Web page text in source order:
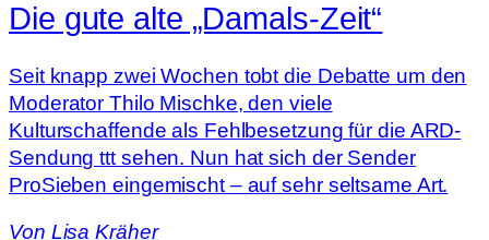
Die gute alte „Damals-Zeit“
Seit knapp zwei Wochen tobt die Debatte um den
Moderator Thilo Mischke, den viele
Kulturschaffende als Fehlbesetzung für die ARD-
Sendung ttt sehen. Nun hat sich der Sender
ProSieben eingemischt – auf sehr seltsame Art.
Von Lisa Kräher